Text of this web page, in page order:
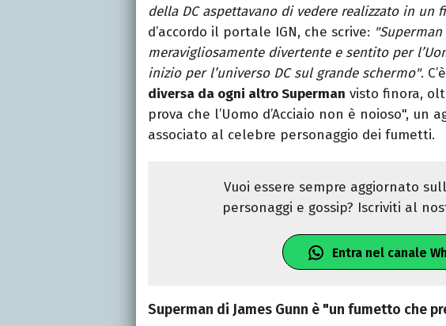
della DC aspettavano di vedere realizzato in un
d’accordo il portale IGN, che scrive:
meravigliosamente divertente e sentito per
inizio per l’universo DC sul grande schermo".
diversa da ogni altro Superman visto finora,
prova che l’Uomo d’Acciaio non è noioso", un
associato al celebre personaggio dei fumetti.
Vuoi essere sempre aggiornato
personaggi e gossip? Iscriviti al
Entra nel canale
Superman di James Gunn è "un fumetto che